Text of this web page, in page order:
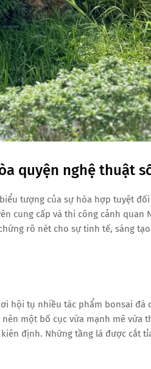
quyện nghệ thuật
tượng của sự hòa hợp tuyệt
cung cấp và thi công cảnh quan
rõ nét cho sự tinh tế, sáng
hội tụ nhiều tác phẩm bonsai đá
một bố cục vừa mạnh mẽ vừa
định. Những tầng lá được cắt